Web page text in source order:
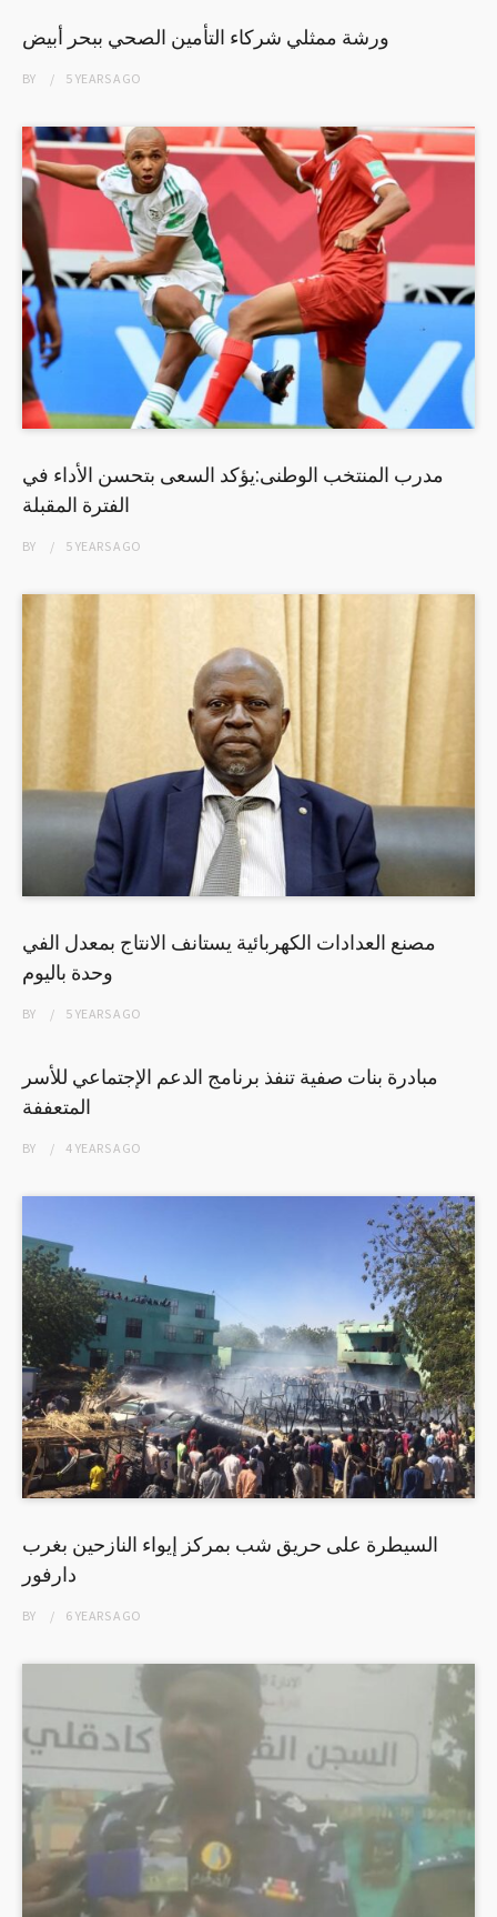
ورشة ممثلي شركاء التأمين الصحي ببحر أبيض
BY 5 YEARSAGO
مدرب المنتخب الوطنى:يؤكد السعى بتحسن الأداء في
الفترة المقبلة
BY 5 YEARSAGO
مصنع العدادات الكهربائية يستانف الانتاج بمعدل الفي
وحدة باليوم
BY 5 YEARSAGO
مبادرة بنات صفية تنفذ برنامج الدعم الإجتماعي للأسر
المتعففة
BY 4 YEARSAGO
السيطرة على حريق شب بمركز إيواء النازحين بغرب
دارفور
BY 6 YEARSAGO